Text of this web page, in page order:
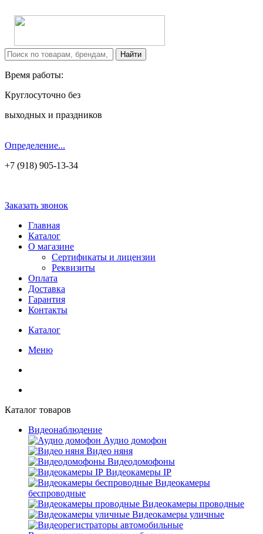
Время работы:
Круглосуточно без
выходных и праздников
Определение...
+7 (918) 905-13-34
Заказать звонок
Главная
Каталог
О магазине
Сертификаты и лицензии
Реквизиты
Оплата
Доставка
Гарантия
Контакты
Каталог
Меню
Каталог товаров
Видеонаблюдение
Аудио домофон
Видео няня
Видеодомофоны
Видеокамеры IP
Видеокамеры
беспроводные
Видеокамеры проводные
Видеокамеры уличные